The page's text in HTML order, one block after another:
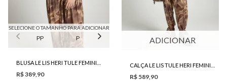
SELECIONE O TAMANHO PARA ADICIONAR
PP P G
R$ 389,90
ADICIONAR
R$ 589,90